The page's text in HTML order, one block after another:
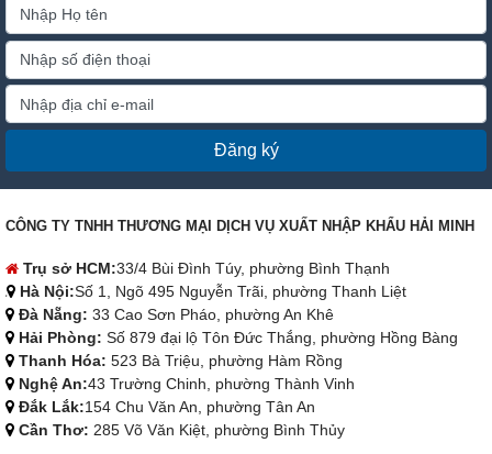
Đăng ký
CÔNG TY TNHH THƯƠNG MẠI DỊCH VỤ XUẤT NHẬP KHẨU HẢI MINH
Trụ sở HCM:33/4 Bùi Đình Túy, phường Bình Thạnh
Hà Nội:Số 1, Ngõ 495 Nguyễn Trãi, phường Thanh Liệt
Đà Nẵng: 33 Cao Sơn Pháo, phường An Khê
Hải Phòng: Số 879 đại lộ Tôn Đức Thắng, phường Hồng Bàng
Thanh Hóa: 523 Bà Triệu, phường Hàm Rồng
Nghệ An:43 Trường Chinh, phường Thành Vinh
Đắk Lắk:154 Chu Văn An, phường Tân An
Cần Thơ: 285 Võ Văn Kiệt, phường Bình Thủy